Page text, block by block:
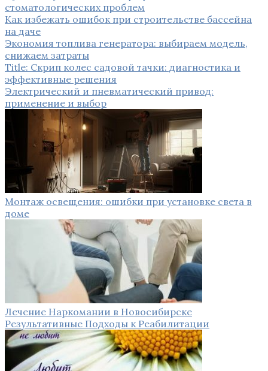
стоматологических проблем
Как избежать ошибок при строительстве бассейна
на даче
Экономия топлива генератора: выбираем модель,
снижаем затраты
Title: Скрип колес садовой тачки: диагностика и
эффективные решения
Электрический и пневматический привод:
применение и выбор
Монтаж освещения: ошибки при установке света в
доме
Лечение Наркомании в Новосибирске
Результативные Подходы к Реабилитации